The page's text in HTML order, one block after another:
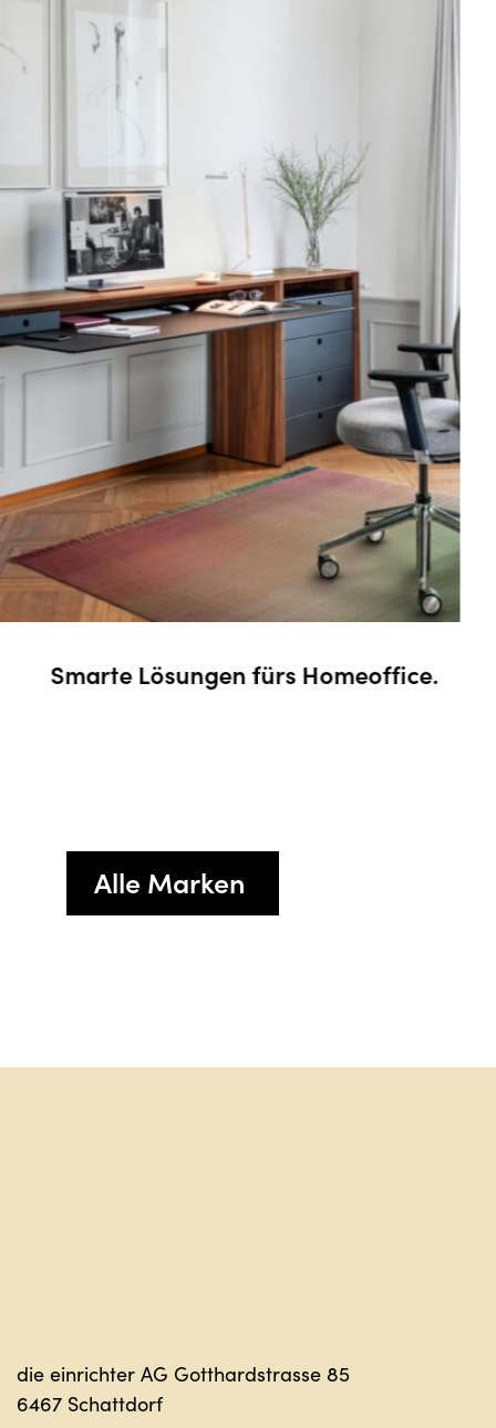
Erholsames Zuhause.
Alle Marken
die einrichter AG Gotthardstrasse 85
6467 Schattdorf